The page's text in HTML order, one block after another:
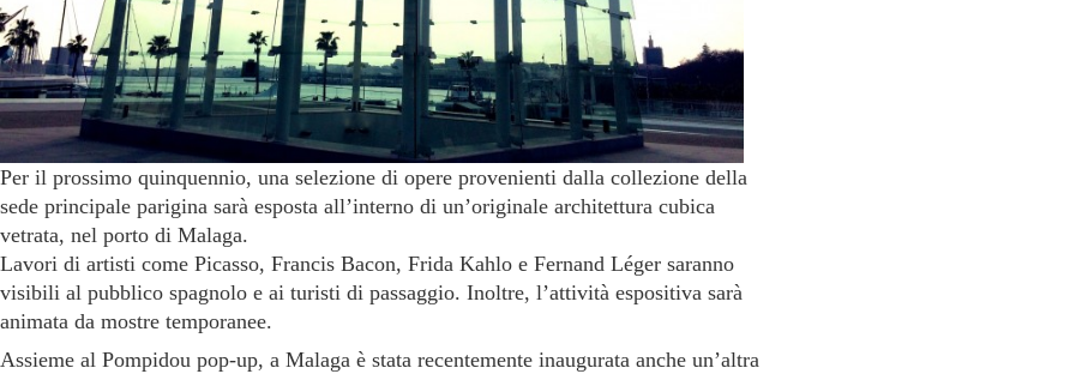
Per il prossimo quinquennio, una selezione di opere provenienti dalla collezione della
sede principale parigina sarà esposta all’interno di un’originale architettura cubica
vetrata, nel porto di Malaga.
Lavori di artisti come Picasso, Francis Bacon, Frida Kahlo e Fernand Léger saranno
visibili al pubblico spagnolo e ai turisti di passaggio. Inoltre, l’attività espositiva sarà
animata da mostre temporanee.
Assieme al Pompidou pop-up, a Malaga è stata recentemente inaugurata anche un’altra